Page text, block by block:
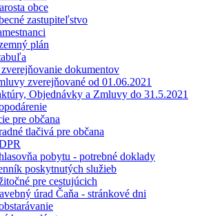
obce
zastupiteľstvo
plán
dokumentov
zverejňované od 01.06.2021
Objednávky a Zmluvy do 31.5.2021
pre občana
tlačivá pre občana
pobytu - potrebné doklady
poskytnutých služieb
pre cestujúcich
úrad Čaňa - stránkové dni